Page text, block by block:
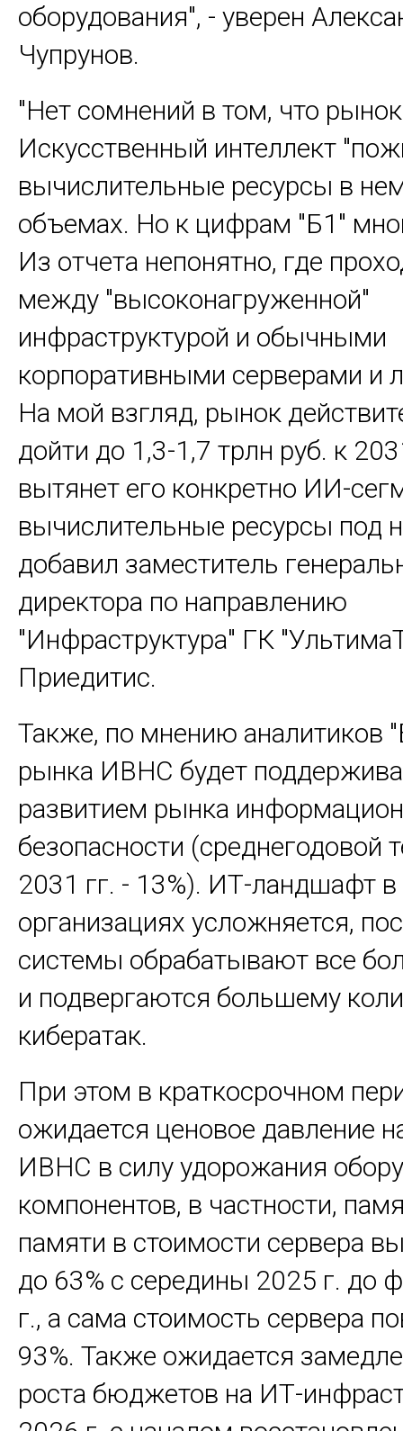
оборудования", - уверен
Чупрунов.
"Нет сомнений в том, что
Искусственный интеллект
вычислительные ресурсы в
объемах. Но к цифрам "Б1"
Из отчета непонятно, где
между "высоконагруженной"
инфраструктурой и обычными
корпоративными серверами и
На мой взгляд, рынок
дойти до 1,3-1,7 трлн руб. к
вытянет его конкретно ИИ-
вычислительные ресурсы под
добавил заместитель
директора по направлению
"Инфраструктура" ГК
Приедитис.
Также, по мнению аналитиков
рынка ИВНС будет
развитием рынка
безопасности (среднегодовой
2031 гг. - 13%). ИТ-ландшафт в
организациях усложняется,
системы обрабатывают все
и подвергаются большему
кибератак.
При этом в краткосрочном
ожидается ценовое давление
ИВНС в силу удорожания
компонентов, в частности,
памяти в стоимости сервера
до 63% с середины 2025 г. до
г., а сама стоимость сервера
93%. Также ожидается
роста бюджетов на ИТ-